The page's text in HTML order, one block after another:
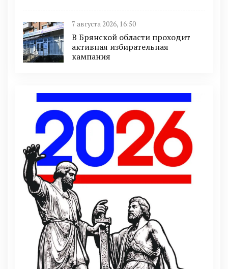
7 августа 2026, 16:50
В Брянской области проходит
активная избирательная
кампания